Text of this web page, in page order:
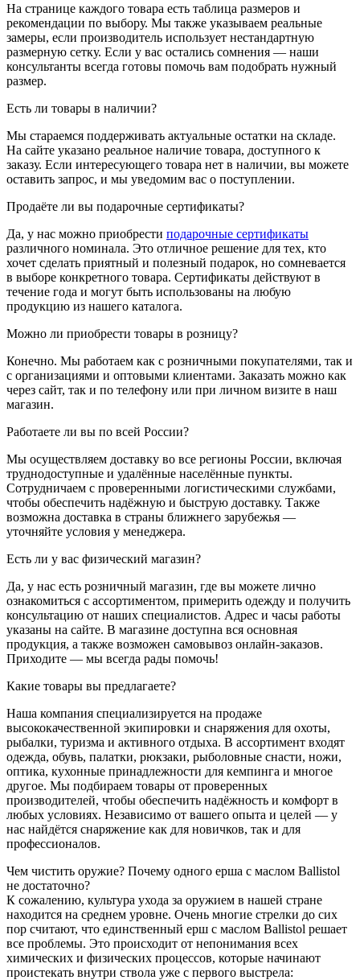
На странице каждого товара есть таблица размеров и
рекомендации по выбору. Мы также указываем реальные
замеры, если производитель использует нестандартную
размерную сетку. Если у вас остались сомнения — наши
консультанты всегда готовы помочь вам подобрать нужный
размер.
Есть ли товары в наличии?
Мы стараемся поддерживать актуальные остатки на складе.
На сайте указано реальное наличие товара, доступного к
заказу. Если интересующего товара нет в наличии, вы можете
оставить запрос, и мы уведомим вас о поступлении.
Продаёте ли вы подарочные сертификаты?
Да, у нас можно приобрести подарочные сертификаты
различного номинала. Это отличное решение для тех, кто
хочет сделать приятный и полезный подарок, но сомневается
в выборе конкретного товара. Сертификаты действуют в
течение года и могут быть использованы на любую
продукцию из нашего каталога.
Можно ли приобрести товары в розницу?
Конечно. Мы работаем как с розничными покупателями, так и
с организациями и оптовыми клиентами. Заказать можно как
через сайт, так и по телефону или при личном визите в наш
магазин.
Работаете ли вы по всей России?
Мы осуществляем доставку во все регионы России, включая
труднодоступные и удалённые населённые пункты.
Сотрудничаем с проверенными логистическими службами,
чтобы обеспечить надёжную и быструю доставку. Также
возможна доставка в страны ближнего зарубежья —
уточняйте условия у менеджера.
Есть ли у вас физический магазин?
Да, у нас есть розничный магазин, где вы можете лично
ознакомиться с ассортиментом, примерить одежду и получить
консультацию от наших специалистов. Адрес и часы работы
указаны на сайте. В магазине доступна вся основная
продукция, а также возможен самовывоз онлайн-заказов.
Приходите — мы всегда рады помочь!
Какие товары вы предлагаете?
Наша компания специализируется на продаже
высококачественной экипировки и снаряжения для охоты,
рыбалки, туризма и активного отдыха. В ассортимент входят
одежда, обувь, палатки, рюкзаки, рыболовные снасти, ножи,
оптика, кухонные принадлежности для кемпинга и многое
другое. Мы подбираем товары от проверенных
производителей, чтобы обеспечить надёжность и комфорт в
любых условиях. Независимо от вашего опыта и целей — у
нас найдётся снаряжение как для новичков, так и для
профессионалов.
Чем чистить оружие? Почему одного ерша с маслом Ballistol
не достаточно?
К сожалению, культура ухода за оружием в нашей стране
находится на среднем уровне. Очень многие стрелки до сих
пор считают, что единственный ерш с маслом Ballistol решает
все проблемы. Это происходит от непонимания всех
химических и физических процессов, которые начинают
проистекать внутри ствола уже с первого выстрела: